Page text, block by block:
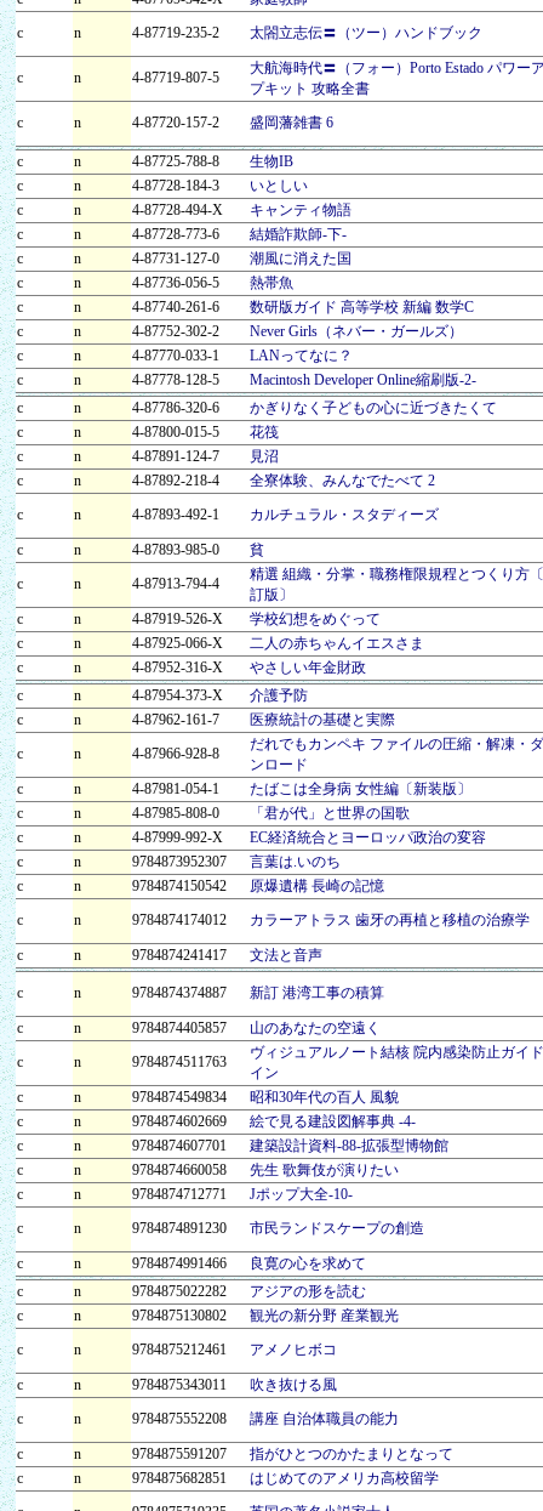
c
n 4-87719-235-2 太閤立志伝〓（ツー）ハンドブック
c n 4-87719-807-5
大航海時代〓（フォー）Porto Estado パワー
プキット 攻略全書
c
n 4-87720-157-2 盛岡藩雑書 6
c n 4-87725-788-8
生物IB
c
n 4-87728-184-3
いとしい
c
n 4-87728-494-X
キャンティ物語
c
n 4-87728-773-6
結婚詐欺師-下-
c
n 4-87731-127-0
潮風に消えた国
c
n 4-87736-056-5
熱帯魚
c
n 4-87740-261-6
数研版ガイド 高等学校 新編 数学C
c
n 4-87752-302-2
Never Girls（ネバー・ガールズ）
c
n 4-87770-033-1
LANってなに？
c
n 4-87778-128-5
Macintosh Developer Online縮刷版-2-
c
n 4-87786-320-6
かぎりなく子どもの心に近づきたくて
c
n 4-87800-015-5
花筏
c
n 4-87891-124-7
見沼
c
n 4-87892-218-4
全寮体験、みんなでたべて 2
c
n 4-87893-492-1 カルチュラル・スタディーズ
c n 4-87893-985-0
貧
c
n 4-87913-794-4
精選 組織・分掌・職務権限規程とつくり方
訂版〕
c
n 4-87919-526-X
学校幻想をめぐって
c
n 4-87925-066-X
二人の赤ちゃんイエスさま
c
n 4-87952-316-X
やさしい年金財政
c
n 4-87954-373-X
介護予防
c
n 4-87962-161-7
医療統計の基礎と実際
c
n 4-87966-928-8
だれでもカンペキ ファイルの圧縮・解凍・
ンロード
c
n 4-87981-054-1
たばこは全身病 女性編〔新装版〕
c
n 4-87985-808-0
「君が代」と世界の国歌
c
n 4-87999-992-X
EC経済統合とヨーロッパ政治の変容
c
n 9784873952307
言葉は.いのち
c
n 9784874150542
原爆遺構 長崎の記憶
c
n 9784874174012 カラーアトラス 歯牙の再植と移植の治療学
c n 9784874241417 文法と音声
c n 9784874374887 新訂 港湾工事の積算
c n 9784874405857
山のあなたの空遠く
c
n 9784874511763
ヴィジュアルノート結核 院内感染防止ガイ
イン
c
n 9784874549834
昭和30年代の百人 風貌
c
n 9784874602669
絵で見る建設図解事典 -4-
c
n 9784874607701
建築設計資料-88-拡張型博物館
c
n 9784874660058
先生 歌舞伎が演りたい
c
n 9784874712771
Jポップ大全-10-
c
n 9784874891230 市民ランドスケープの創造
c n 9784874991466
良寛の心を求めて
c
n 9784875022282
アジアの形を読む
c
n 9784875130802
観光の新分野 産業観光
c
n 9784875212461 アメノヒボコ
c n 9784875343011
吹き抜ける風
c
n 9784875552208 講座 自治体職員の能力
c n 9784875591207
指がひとつのかたまりとなって
c
n 9784875682851
はじめてのアメリカ高校留学